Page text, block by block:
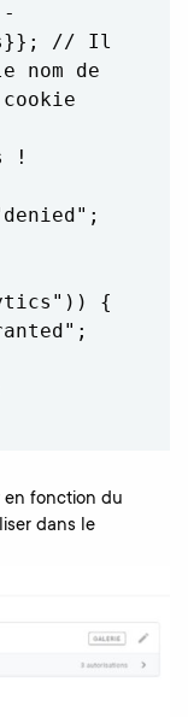
// Il
nom de
!
{
en fonction du
dans le